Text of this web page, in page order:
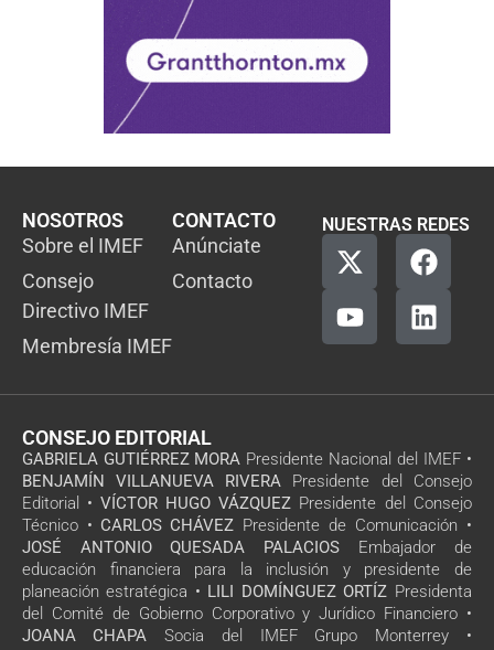
NOSOTROS
Sobre el IMEF
Consejo
Directivo IMEF
Membresía IMEF
CONTACTO
Anúnciate
Contacto
NUESTRAS REDES
CONSEJO EDITORIAL
GABRIELA GUTIÉRREZ MORA Presidente Nacional del IMEF •
BENJAMÍN VILLANUEVA RIVERA Presidente del Consejo
Editorial • VÍCTOR HUGO VÁZQUEZ Presidente del Consejo
Técnico • CARLOS CHÁVEZ Presidente de Comunicación •
JOSÉ ANTONIO QUESADA PALACIOS Embajador de
educación financiera para la inclusión y presidente de
planeación estratégica • LILI DOMÍNGUEZ ORTÍZ Presidenta
del Comité de Gobierno Corporativo y Jurídico Financiero •
JOANA CHAPA Socia del IMEF Grupo Monterrey •